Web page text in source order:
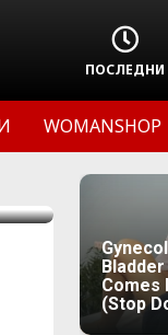
ПОСЛЕДНИ
WOMANSHOP
Comes
(Stop